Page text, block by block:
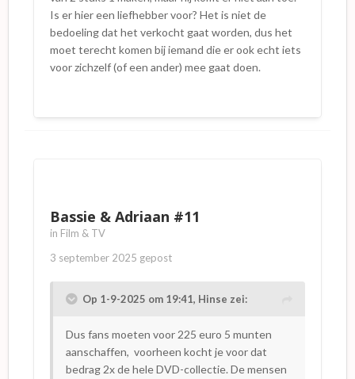
Is er hier een liefhebber voor? Het is niet de
bedoeling dat het verkocht gaat worden, dus het
moet terecht komen bij iemand die er ook echt iets
voor zichzelf (of een ander) mee gaat doen.
Bassie & Adriaan #11
in Film & TV
3 september 2025 gepost
Op 1-9-2025 om 19:41, Hinse zei:
Dus fans moeten voor 225 euro 5 munten
aanschaffen, voorheen kocht je voor dat
bedrag 2x de hele DVD-collectie. De mensen